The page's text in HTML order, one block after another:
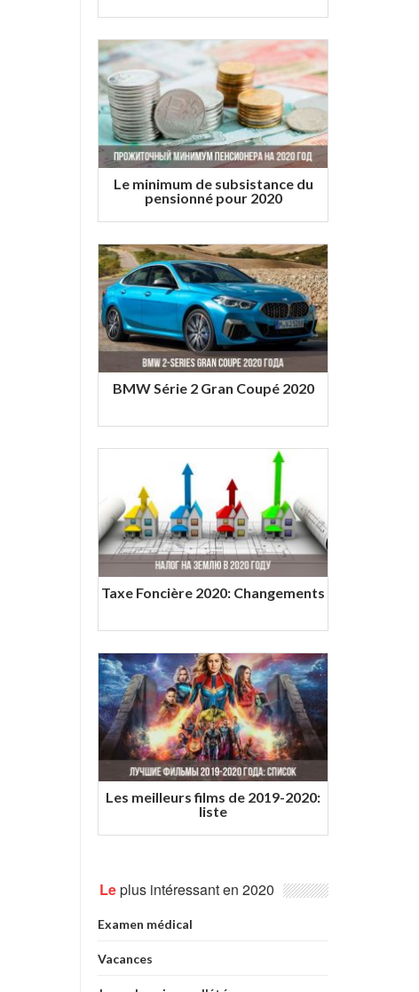
Le minimum de subsistance du
pensionné pour 2020
BMW Série 2 Gran Coupé 2020
Taxe Foncière 2020: Changements
Les meilleurs films de 2019-2020:
liste
Leplus intéressant en 2020
Examen médical
Vacances